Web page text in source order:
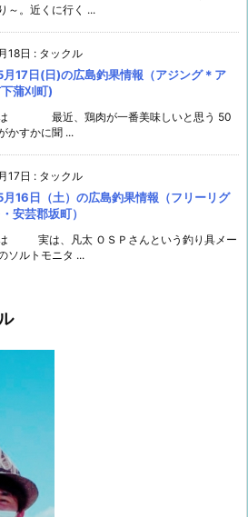
～。近くに行く ...
18日 : タックル
17日(日)の広島釣果情報（アジング＊ア
蒲刈町)
は 最近、鶏肉が一番美味しいと思う 50
かすかに聞 ...
17日 : タックル
16日（土）の広島釣果情報（フリーリグ
安芸郡坂町）
は 実は、凡太 ＯＳＰさんという釣り具メー
ソルトモニタ ...